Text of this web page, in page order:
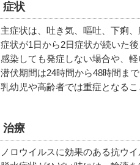
症状
主症状は、吐き気、嘔吐、下痢
症状が1日から2日症状が続いた
感染しても発症しない場合や、
潜伏期間は24時間から48時間まで
乳幼児や高齢者では重症となるこ
治療
ノロウイルスに効果のある抗ウイ